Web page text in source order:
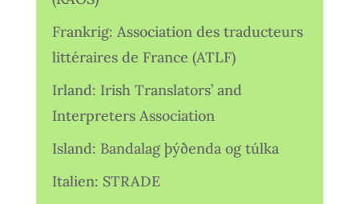
Frankrig: Association des traducteurs
littéraires de France (ATLF)
Irland: Irish Translators’ and
Interpreters Association
Island: Bandalag þýðenda og túlka
Italien: STRADE